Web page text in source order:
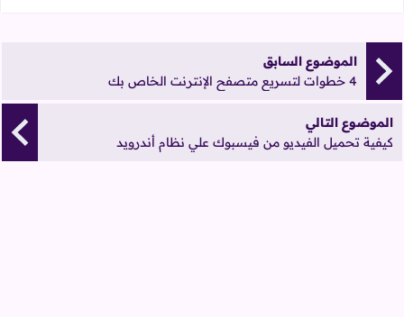
الموضوع السابق
4 خطوات لتسريع متصفح الإنترنت الخاص بك
الموضوع التالي
كيفية تحميل الفيديو من فيسبوك علي نظام أندرويد